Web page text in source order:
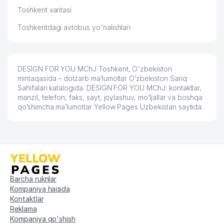
59
MARKAZI
61 CAYF CAPS MChJ
62
CREAM MEGA CHEESE XUSUSIY
KORXONASI
800 м
65
ELECTROMAX XUSUSIY
KORXONASI
66 BUTSIFAL GROUP QK MChJ
67
Toshkent xaritasi
Toshkentdagi avtobus yo'nalishlari
DESIGN FOR YOU MChJ Toshkent, O'zbekiston
mintaqasida – dolzarb ma’lumotlar O’zbekiston Sariq
Sahifalari katalogida. DESIGN FOR YOU MChJ: kontaktlar,
manzil, telefon, faks, sayt, joylashuv, mo’ljallar va boshqa
qo’shimcha ma’lumotlar Yellow Pages Uzbekistan saytida.
Barcha ruknlar
Kompaniya haqida
Kontaktlar
Reklama
Kompaniya qo'shish